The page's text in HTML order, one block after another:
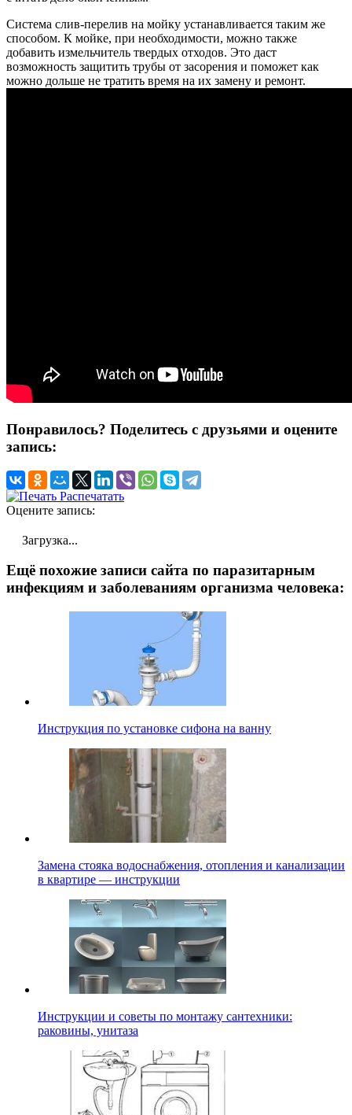
Система слив-перелив на мойку устанавливается таким же
способом. К мойке, при необходимости, можно также
добавить измельчитель твердых отходов. Это даст
возможность защитить трубы от засорения и поможет как
можно дольше не тратить время на их замену и ремонт.
Понравилось? Поделитесь с друзьями и оцените
запись:
Распечатать
Оцените запись:
Загрузка...
Ещё похожие записи сайта по паразитарным
инфекциям и заболеваниям организма человека:
Инструкция по установке сифона на ванну
Замена стояка водоснабжения, отопления и канализации
в квартире — инструкции
Инструкции и советы по монтажу сантехники:
раковины, унитаза